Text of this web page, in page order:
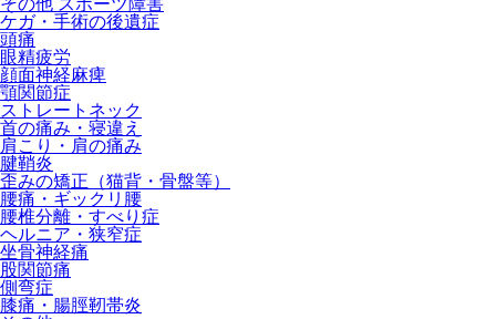
ケガ・手術の後遺症
頭痛
眼精疲労
顔面神経麻痺
顎関節症
ストレートネック
首の痛み・寝違え
肩こり・肩の痛み
腱鞘炎
歪みの矯正（猫背・骨盤等）
腰痛・ギックリ腰
腰椎分離・すべり症
ヘルニア・狭窄症
坐骨神経痛
股関節痛
側弯症
膝痛・腸脛靭帯炎